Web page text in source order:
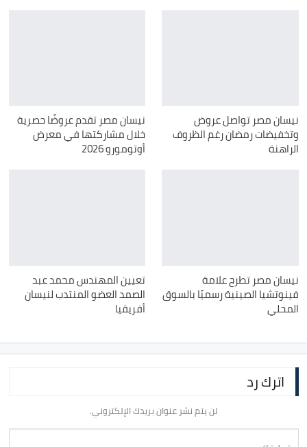
نيسان مصر تواصل عروض
وتخفيضات رمضان رغم الظروف
الراهنة
نيسان مصر تقدم عروضًا حصرية
خلال مشاركتها في معرض
أوتومورو 2026
نيسان مصر تطرح علامة
فينوتشيا الصينية رسميًا بالسوق
المحلي
تعيين المهندس محمد عبد
الصمد العضو المنتدب لنيسان
أفريقيا
اترك رد
لن يتم نشر عنوان بريدك الإلكتروني.